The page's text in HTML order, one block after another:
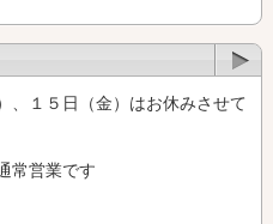
、１５日（金）はお休みさせて
常営業です